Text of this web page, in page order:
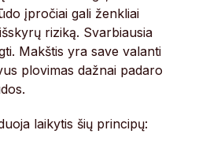
įpročiai gali ženkliai
riziką. Svarbiausia
Makštis yra save valanti
plovimas dažnai padaro
laikytis šių principų: